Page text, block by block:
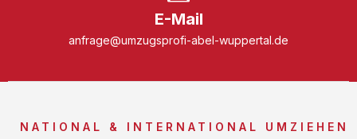
E-Mail
anfrage@umzugsprofi-abel-wuppertal.de
NATIONAL & INTERNATIONAL UMZIEHEN